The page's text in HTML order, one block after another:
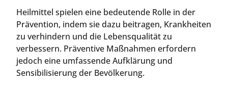
Heilmittel spielen eine bedeutende Rolle in der
Prävention, indem sie dazu beitragen, Krankheiten
zu verhindern und die Lebensqualität zu
verbessern. Präventive Maßnahmen erfordern
jedoch eine umfassende Aufklärung und
Sensibilisierung der Bevölkerung.